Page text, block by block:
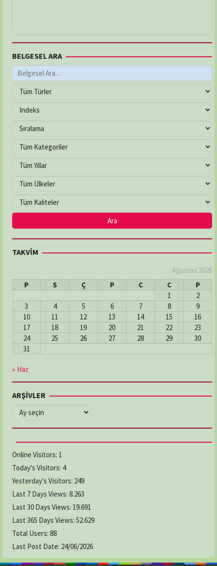
BELGESEL ARA
TAKVİM
Ağustos 2026
P
S Ç P C C
P
1
2
3
4 5 6 7 8
9
10
11 12 13 14 15
16
17
18 19 20 21 22
23
24
25 26 27 28 29
30
31
« Haz
ARŞİVLER
ARŞİVLER
Online Visitors: 1
Today's Visitors: 4
Yesterday's Visitors: 249
Last 7 Days Views: 8.263
Last 30 Days Views: 19.691
Last 365 Days Views: 52.629
Total Users: 88
Last Post Date: 24/06/2026